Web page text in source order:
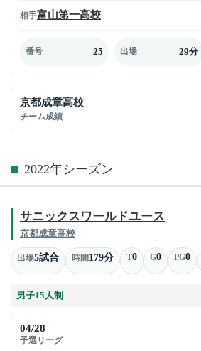
相手富山第一高校
番号 25 出場 29分
京都成章高校
チーム成績
2022年シーズン
サニックスワールドユース
京都成章高校
出場5試合 時間179分 T0 G0 PG0
男子15人制
04/28
予選リーグ